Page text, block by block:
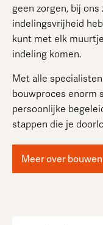
geen zorgen, bij
indelingsvrijheid
kunt met elk
indeling komen.
Met alle
bouwproces enorm
persoonlijke
stappen die je
Meer over